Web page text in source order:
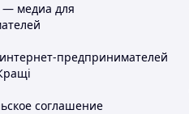
— медиа для
предпринимателей
соглашение